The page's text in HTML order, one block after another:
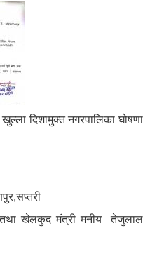
दिशामुक्त नगरपालिका घोषणा
तथा खेलकुद मंत्री मनीय तेजुलाल